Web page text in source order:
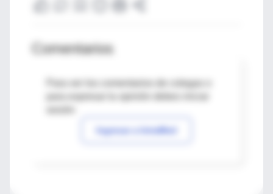
Comentarios
Para ver los comentarios de colegas o
Ingresar a IntraMed